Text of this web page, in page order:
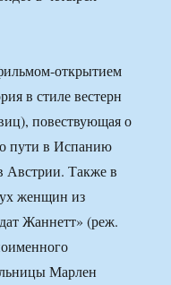
открытием
в стиле вестерн
повествующая о
пути в Испанию
Австрии. Также в
женщин из
Жаннетт» (реж.
Марлен